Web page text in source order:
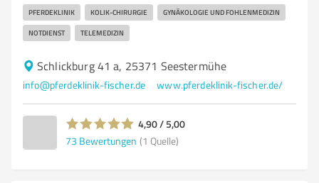
PFERDEKLINIK KOLIK-CHIRURGIE GYNÄKOLOGIE UND FOHLENMEDIZIN
NOTDIENST TELEMEDIZIN
Schlickburg 41 a, 25371 Seestermühe
info@pferdeklinik-fischer.de www.pferdeklinik-fischer.de/
4,90 / 5,00
73 Bewertungen (1 Quelle)